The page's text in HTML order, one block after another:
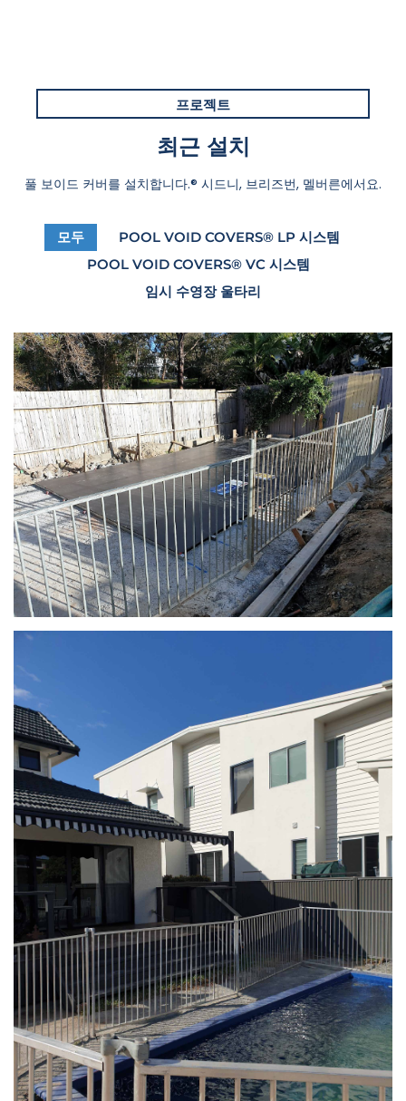
프로젝트
최근 설치
풀 보이드 커버를 설치합니다.® 시드니, 브리즈번, 멜버른에서요.
모두
POOL VOID COVERS® LP 시스템
POOL VOID COVERS® VC 시스템
임시 수영장 울타리